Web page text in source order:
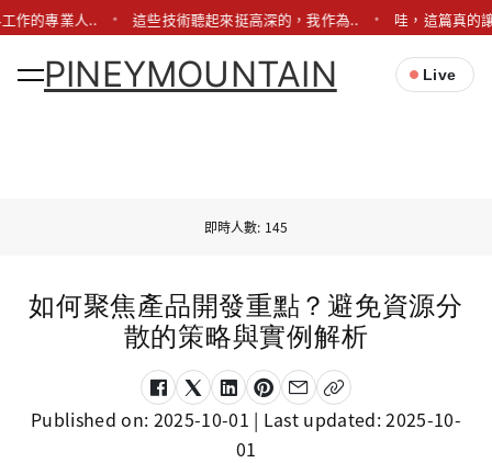
作的專業人.. 這些技術聽起來挺高深的，我作為.. 哇，這篇真的
PINEYMOUNTAIN Live
即時人數: 145
如何聚焦產品開發重點？避免資源分
散的策略與實例解析
Published on: 2025-10-01 | Last updated:2025-10-
01